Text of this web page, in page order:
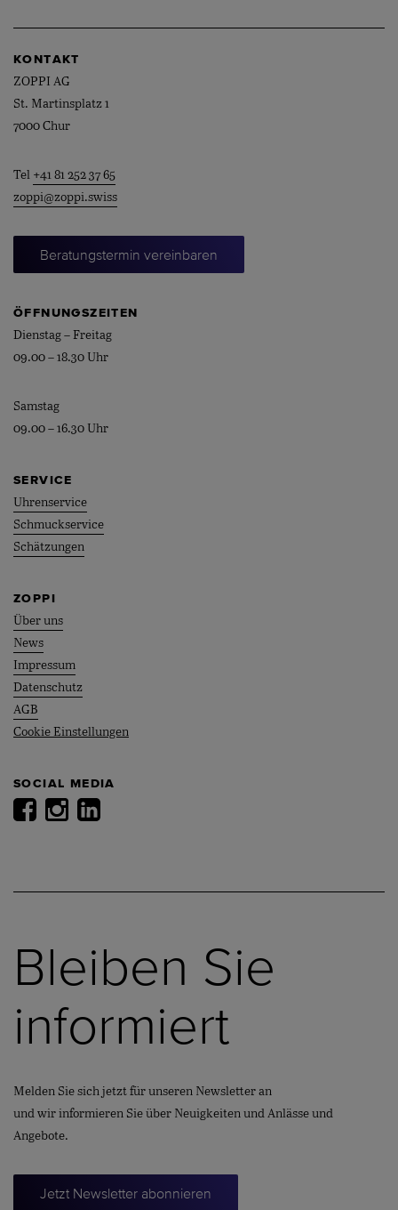
KONTAKT
ZOPPI AG
St. Martinsplatz 1
7000 Chur
Tel +41 81 252 37 65
zoppi@zoppi.swiss
Beratungstermin vereinbaren
ÖFFNUNGSZEITEN
Dienstag – Freitag
09.00 – 18.30 Uhr
Samstag
09.00 – 16.30 Uhr
SERVICE
Uhrenservice
Schmuckservice
Schätzungen
ZOPPI
Über uns
News
Impressum
Datenschutz
AGB
Cookie Einstellungen
SOCIAL MEDIA
Bleiben Sie
informiert
Melden Sie sich jetzt für unseren Newsletter an
und wir informieren Sie über Neuigkeiten und Anlässe und
Angebote.
Jetzt Newsletter abonnieren